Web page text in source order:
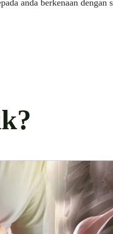
anda berkenaan dengan